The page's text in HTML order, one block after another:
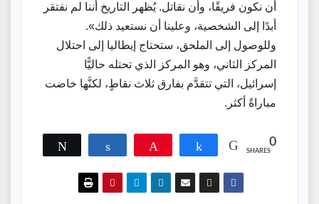
أن نكون فريقًا، وأن نقاتل. يُظهر التاريخ أننا لم نفتقر
أبدًا إلى الشخصية، وعلينا أن نستعيد ذلك».
وللوصول إلى الملحق، ستحتاج إيطاليا إلى احتلال
المركز الثاني، وهو المركز الذي تحتله حاليًّا
إسرائيل، التي تتقدَّم بفارق ثلاث نقاطٍ، لكنَّها خاضت
مباراةً أكثر.
Share 0
SHARES